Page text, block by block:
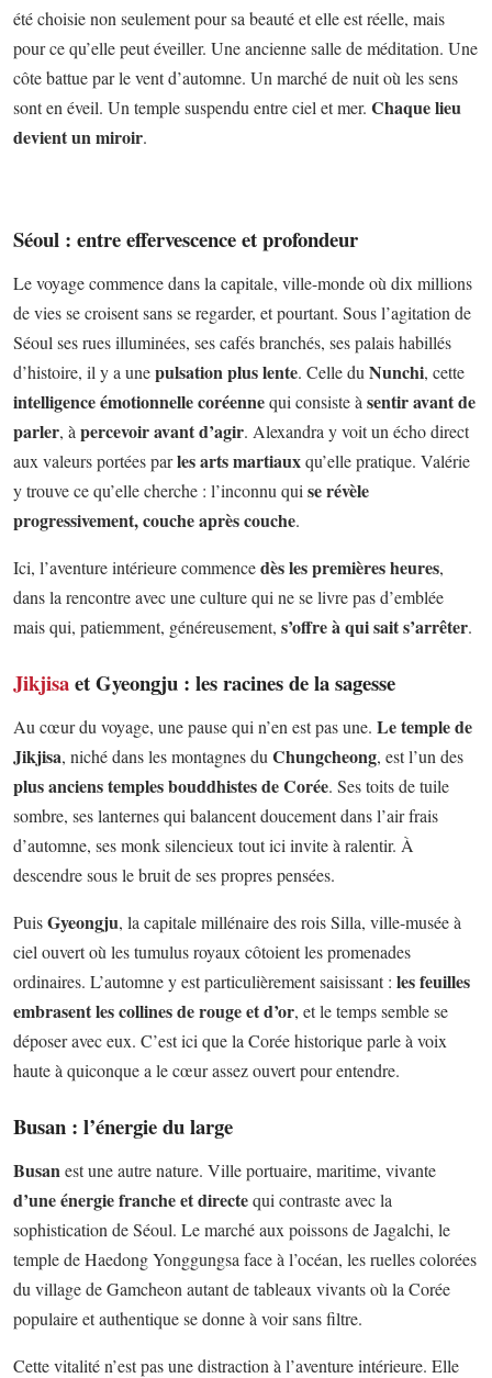
été choisie non seulement pour sa beauté et elle est réelle, mais
pour ce qu’elle peut éveiller. Une ancienne salle de méditation. Une
côte battue par le vent d’automne. Un marché de nuit où les sens
sont en éveil. Un temple suspendu entre ciel et mer. Chaque lieu
devient un miroir.
Séoul : entre effervescence et profondeur
Le voyage commence dans la capitale, ville-monde où dix millions
de vies se croisent sans se regarder, et pourtant. Sous l’agitation de
Séoul ses rues illuminées, ses cafés branchés, ses palais habillés
d’histoire, il y a unepulsation plus lente. Celle du Nunchi, cette
intelligence émotionnelle coréennequi consiste à sentir avant de
parler, à percevoir avant d’agir. Alexandra y voit un écho direct
aux valeurs portées parles arts martiauxqu’elle pratique. Valérie
y trouve ce qu’elle cherche : l’inconnu qui se révèle
progressivement, couche après couche.
Ici, l’aventure intérieure commencedès les premières heures,
dans la rencontre avec une culture qui ne se livre pas d’emblée
mais qui, patiemment, généreusement, s’offre à qui sait s’arrêter.
Jikjisaet Gyeongju : les racines de la sagesse
Au cœur du voyage, une pause qui n’en est pas une. Le temple de
Jikjisa, niché dans les montagnes du Chungcheong, est l’un des
plus anciens temples bouddhistes de Corée. Ses toits de tuile
sombre, ses lanternes qui balancent doucement dans l’air frais
d’automne, ses monk silencieux tout ici invite à ralentir. À
descendre sous le bruit de ses propres pensées.
PuisGyeongju, la capitale millénaire des rois Silla, ville-musée à
ciel ouvert où les tumulus royaux côtoient les promenades
ordinaires. L’automne y est particulièrement saisissant : les feuilles
embrasent les collines de rouge et d’or, et le temps semble se
déposer avec eux. C’est ici que la Corée historique parle à voix
haute à quiconque a le cœur assez ouvert pour entendre.
Busan : l’énergie du large
Busanest une autre nature. Ville portuaire, maritime, vivante
d’une énergie franche et directequi contraste avec la
sophistication de Séoul. Le marché aux poissons de Jagalchi, le
temple de Haedong Yonggungsa face à l’océan, les ruelles colorées
du village de Gamcheon autant de tableaux vivants où la Corée
populaire et authentique se donne à voir sans filtre.
Cette vitalité n’est pas une distraction à l’aventure intérieure. Elle